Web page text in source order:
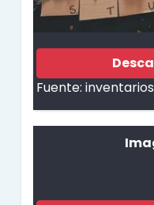
Fuente: